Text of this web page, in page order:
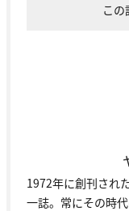
こ
1972年に創刊され
一誌。常にその時